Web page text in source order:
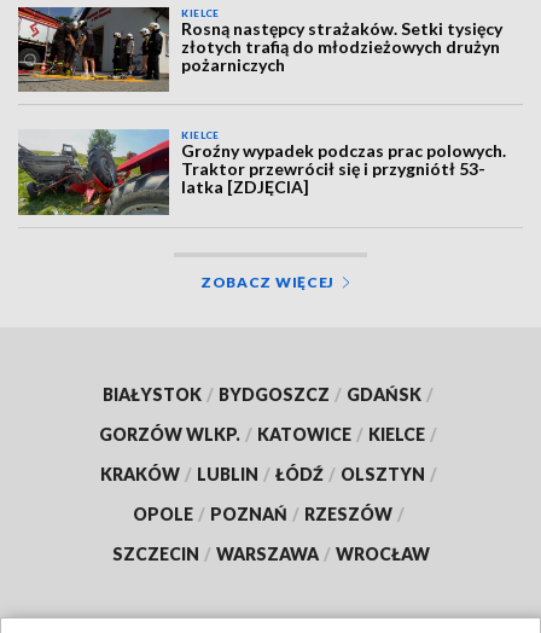
KIELCE
Rosną następcy strażaków. Setki tysięcy
złotych trafią do młodzieżowych drużyn
pożarniczych
KIELCE
Groźny wypadek podczas prac polowych.
Traktor przewrócił się i przygniótł 53-
latka [ZDJĘCIA]
ZOBACZ WIĘCEJ
BIAŁYSTOK / BYDGOSZCZ / GDAŃSK /
GORZÓW WLKP. / KATOWICE / KIELCE /
KRAKÓW / LUBLIN / ŁÓDŹ / OLSZTYN /
OPOLE / POZNAŃ / RZESZÓW /
SZCZECIN / WARSZAWA / WROCŁAW